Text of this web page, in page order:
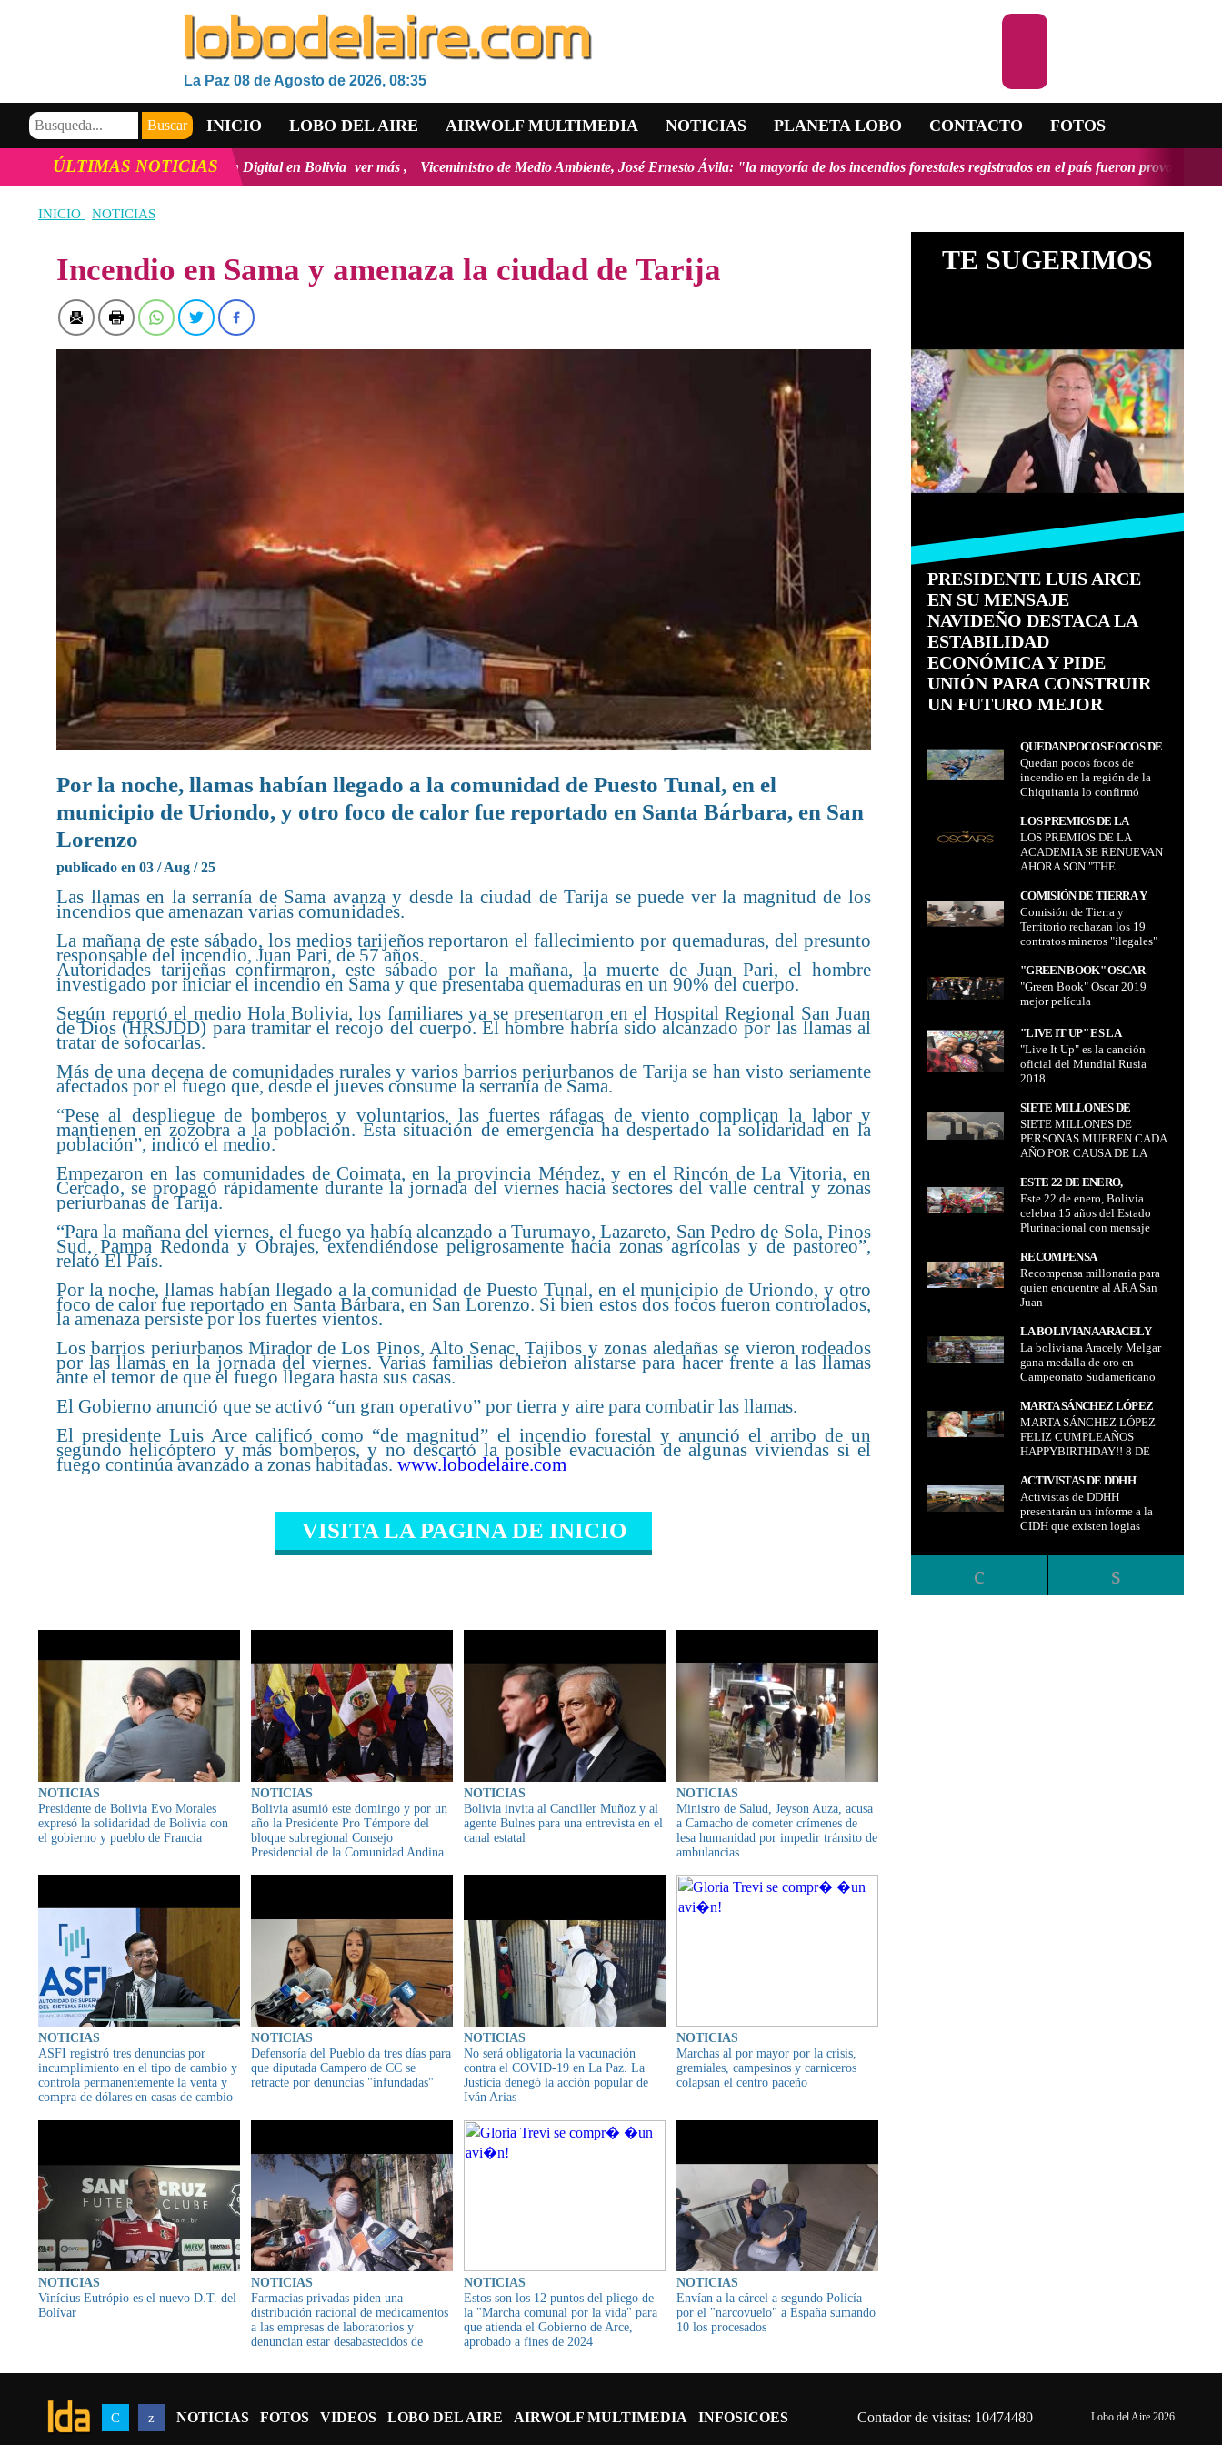
La Paz 08 de Agosto de 2026, 08:35
INICIO LOBO DEL AIRE AIRWOLF MULTIMEDIA NOTICIAS PLANETA LOBO CONTACTO FOTOS
VIDEOS
ÚLTIMAS NOTICIAS
y la inclusión Digital en Bolivia ver más Viceministro de Medio Ambiente, José Ernesto Ávila: "la mayoría de los incendios forestales registrados en el país fueron provocados y tendrían, en
INICIO NOTICIAS
Incendio en Sama y amenaza la ciudad de Tarija
Por la noche, llamas habían llegado a la comunidad de Puesto Tunal, en el
municipio de Uriondo, y otro foco de calor fue reportado en Santa Bárbara, en San
Lorenzo
publicado en 03 / Aug / 25
Las llamas en la serranía de Sama avanza y desde la ciudad de Tarija se puede ver la magnitud de los
incendios que amenazan varias comunidades.
La mañana de este sábado, los medios tarijeños reportaron el fallecimiento por quemaduras, del presunto
responsable del incendio, Juan Pari, de 57 años.
Autoridades tarijeñas confirmaron, este sábado por la mañana, la muerte de Juan Pari, el hombre
investigado por iniciar el incendio en Sama y que presentaba quemaduras en un 90% del cuerpo.
Según reportó el medio Hola Bolivia, los familiares ya se presentaron en el Hospital Regional San Juan
de Dios (HRSJDD) para tramitar el recojo del cuerpo. El hombre habría sido alcanzado por las llamas al
tratar de sofocarlas.
Más de una decena de comunidades rurales y varios barrios periurbanos de Tarija se han visto seriamente
afectados por el fuego que, desde el jueves consume la serranía de Sama.
“Pese al despliegue de bomberos y voluntarios, las fuertes ráfagas de viento complican la labor y
mantienen en zozobra a la población. Esta situación de emergencia ha despertado la solidaridad en la
población”, indicó el medio.
Empezaron en las comunidades de Coimata, en la provincia Méndez, y en el Rincón de La Vitoria, en
Cercado, se propagó rápidamente durante la jornada del viernes hacia sectores del valle central y zonas
periurbanas de Tarija.
“Para la mañana del viernes, el fuego ya había alcanzado a Turumayo, Lazareto, San Pedro de Sola, Pinos
Sud, Pampa Redonda y Obrajes, extendiéndose peligrosamente hacia zonas agrícolas y de pastoreo”,
relató El País.
Por la noche, llamas habían llegado a la comunidad de Puesto Tunal, en el municipio de Uriondo, y otro
foco de calor fue reportado en Santa Bárbara, en San Lorenzo. Si bien estos dos focos fueron controlados,
la amenaza persiste por los fuertes vientos.
Los barrios periurbanos Mirador de Los Pinos, Alto Senac, Tajibos y zonas aledañas se vieron rodeados
por las llamas en la jornada del viernes. Varias familias debieron alistarse para hacer frente a las llamas
ante el temor de que el fuego llegara hasta sus casas.
El Gobierno anunció que se activó “un gran operativo” por tierra y aire para combatir las llamas.
El presidente Luis Arce calificó como “de magnitud” el incendio forestal y anunció el arribo de un
segundo helicóptero y más bomberos, y no descartó la posible evacuación de algunas viviendas si el
fuego continúa avanzado a zonas habitadas. www.lobodelaire.com
VISITA LA PAGINA DE INICIO
NOTICIAS
Presidente de Bolivia Evo Morales
expresó la solidaridad de Bolivia con
el gobierno y pueblo de Francia
NOTICIAS
Bolivia asumió este domingo y por un
año la Presidente Pro Témpore del
bloque subregional Consejo
Presidencial de la Comunidad Andina
NOTICIAS
Bolivia invita al Canciller Muñoz y al
agente Bulnes para una entrevista en el
canal estatal
NOTICIAS
Ministro de Salud, Jeyson Auza, acusa
a Camacho de cometer crímenes de
lesa humanidad por impedir tránsito de
ambulancias
NOTICIAS
ASFI registró tres denuncias por
incumplimiento en el tipo de cambio y
controla permanentemente la venta y
compra de dólares en casas de cambio
NOTICIAS
Defensoría del Pueblo da tres días para
que diputada Campero de CC se
retracte por denuncias "infundadas"
NOTICIAS
No será obligatoria la vacunación
contra el COVID-19 en La Paz. La
Justicia denegó la acción popular de
Iván Arias
NOTICIAS
Marchas al por mayor por la crisis,
gremiales, campesinos y carniceros
colapsan el centro paceño
NOTICIAS
Vinícius Eutrópio es el nuevo D.T. del
Bolívar
NOTICIAS
Farmacias privadas piden una
distribución racional de medicamentos
a las empresas de laboratorios y
denuncian estar desabastecidos de
NOTICIAS
Estos son los 12 puntos del pliego de
la "Marcha comunal por la vida" para
que atienda el Gobierno de Arce,
aprobado a fines de 2024
NOTICIAS
Envían a la cárcel a segundo Policía
por el "narcovuelo" a España sumando
10 los procesados
TE SUGERIMOS
PRESIDENTE LUIS ARCE
EN SU MENSAJE
NAVIDEÑO DESTACA LA
ESTABILIDAD
ECONÓMICA Y PIDE
UNIÓN PARA CONSTRUIR
UN FUTURO MEJOR
QUEDAN POCOS FOCOS DE
INCENDIO EN LA REGIÓN
DE LA CHIQUITANIA LO
CONFIRMÓ VICEMINISTRO
CABRERA
Quedan pocos focos de
incendio en la región de la
Chiquitania lo confirmó
Oscar Cabrera
LOS PREMIOS DE LA
ACADEMIA SE RENUEVAN
AHORA SON "THE OSCARS"
LOS PREMIOS DE LA
ACADEMIA SE RENUEVAN
AHORA SON "THE
COMISIÓN DE TIERRA Y
TERRITORIO RECHAZAN
LOS 19 CONTRATOS
MINEROS "ILEGALES"
DESASTRE AMBIENTAL
Comisión de Tierra y
Territorio rechazan los 19
contratos mineros "ilegales"
ambiental
"GREEN BOOK" OSCAR
2019 MEJOR PELÍCULA
"Green Book" Oscar 2019
mejor película
"LIVE IT UP" ES LA
CANCIÓN OFICIAL DEL
MUNDIAL RUSIA 2018
"Live It Up" es la canción
oficial del Mundial Rusia
2018
SIETE MILLONES DE
PERSONAS MUEREN CADA
AÑO POR CAUSA DE LA
CONTAMINACÓN
SIETE MILLONES DE
PERSONAS MUEREN CADA
AÑO POR CAUSA DE LA
AMBIENTAL
ESTE 22 DE ENERO,
BOLIVIA CELEBRA 15 AÑOS
DEL ESTADO
PLURINACIONAL CON
CEREMONIA Y
ORGANIZACIONES
SOCIALES
Este 22 de enero, Bolivia
celebra 15 años del Estado
Plurinacional con mensaje
organizaciones sociales
RECOMPENSA
MILLONARIA PARA QUIEN
ENCUENTRE AL ARA SAN
JUAN
Recompensa millonaria para
quien encuentre al ARA San
Juan
LA BOLIVIANA ARACELY
MELGAR GANA MEDALLA
DE ORO EN CAMPEONATO
SUDAMERICANO DE
FISICOLTURISMO 2014
La boliviana Aracely Melgar
gana medalla de oro en
Campeonato Sudamericano
MARTA SÁNCHEZ LÓPEZ
FELIZ CUMPLEAÑOS
HAPPYBIRTHDAY!! 8 DE
MAYO CUMPLE 47 AÑOS!
MARTA SÁNCHEZ LÓPEZ
FELIZ CUMPLEAÑOS
HAPPYBIRTHDAY!! 8 DE
ACTIVISTAS DE DDHH
PRESENTARÁN UN
INFORME A LA CIDH QUE
EXISTEN LOGIAS
Activistas de DDHH
presentarán un informe a la
CIDH que existen logias
polarizar al país
NOTICIAS FOTOS VIDEOS LOBO DEL AIRE AIRWOLF MULTIMEDIA INFOSICOES Contador de visitas: 10474480 Lobo del Aire 2026